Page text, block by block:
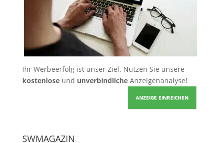
Ihr Werbeerfolg ist unser Ziel. Nutzen Sie unsere
kostenloseund unverbindlicheAnzeigenanalyse!
ANZEIGE EINREICHEN
SWMAGAZIN